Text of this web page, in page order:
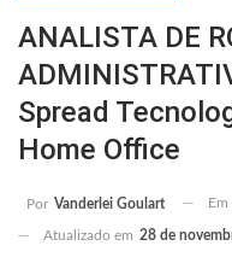
ANALISTA DE
Spread
Home Office
Por Vanderlei Goulart Em
Atualizado em 28 de